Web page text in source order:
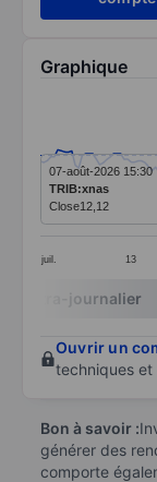
Graphique
Line chart
The chart
The chart
juil. 13
07-août-2026 15:30
TRIB:xnas
Close12,12
End of
Intra-journalier
Ouvrir un
techniques et
Bon à savoir :
générer des
comporte